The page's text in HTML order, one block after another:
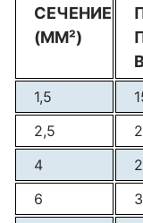
СЕЧЕНИЕ
(ММ²)
1,5
2,5
4
6